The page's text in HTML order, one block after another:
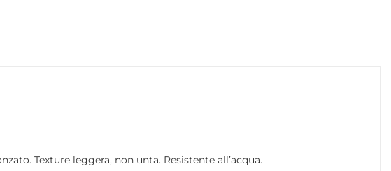
Texture leggera, non unta. Resistente all’acqua.